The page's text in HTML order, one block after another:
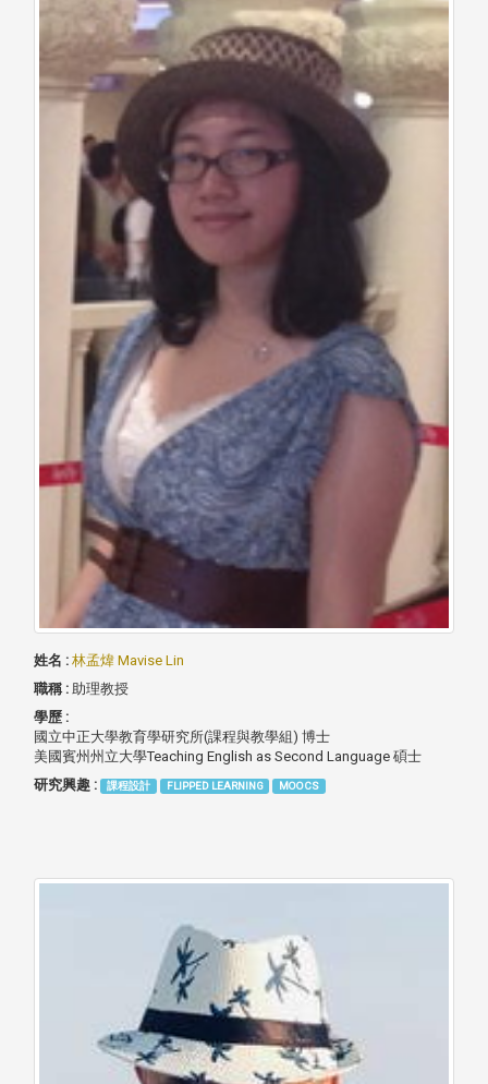
姓名 : 林孟煒 Mavise Lin
職稱 : 助理教授
學歷 :
國立中正大學教育學研究所(課程與教學組) 博士
美國賓州州立大學Teaching English as Second Language 碩士
研究興趣 :
課程設計 FLIPPED LEARNING MOOCS